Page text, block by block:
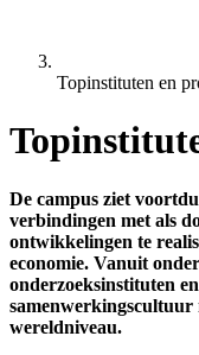
Topinstituten en
De campus ziet
verbindingen met als
ontwikkelingen te
economie. Vanuit
onderzoeksinstituten
samenwerkingscultuur
wereldniveau.